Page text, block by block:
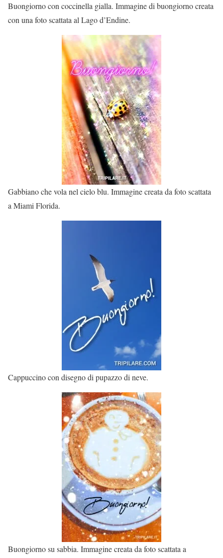
Buongiorno con coccinella gialla. Immagine di buongiorno creata
con una foto scattata al Lago d’Endine.
Gabbiano che vola nel cielo blu. Immagine creata da foto scattata
a Miami Florida.
Cappuccino con disegno di pupazzo di neve.
Buongiorno su sabbia. Immagine creata da foto scattata a